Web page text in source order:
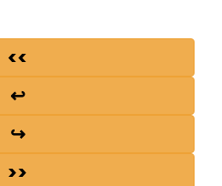
<<
↩
↪
>>